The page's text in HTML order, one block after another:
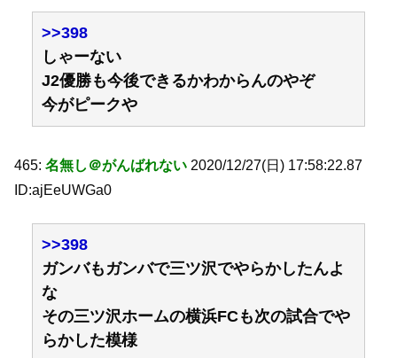
>>398
しゃーない
J2優勝も今後できるかわからんのやぞ
今がピークや
465: 名無し＠がんばれない 2020/12/27(日) 17:58:22.87
ID:ajEeUWGa0
>>398
ガンバもガンバで三ツ沢でやらかしたんよ
な
その三ツ沢ホームの横浜FCも次の試合でや
らかした模様